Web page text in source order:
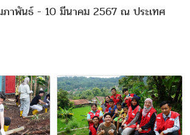
ภาพันธ์ - 10 มีนาคม 2567 ณ ประเทศ